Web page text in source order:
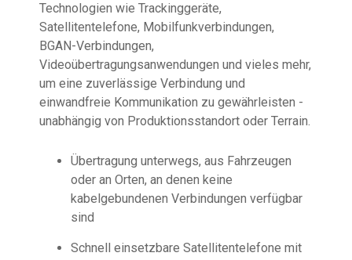
Technologien wie Trackinggeräte,
Satellitentelefone, Mobilfunkverbindungen,
BGAN-Verbindungen,
Videoübertragungsanwendungen und vieles mehr,
um eine zuverlässige Verbindung und
einwandfreie Kommunikation zu gewährleisten -
unabhängig von Produktionsstandort oder Terrain.
Übertragung unterwegs, aus Fahrzeugen
oder an Orten, an denen keine
kabelgebundenen Verbindungen verfügbar
sind
Schnell einsetzbare Satellitentelefone mit